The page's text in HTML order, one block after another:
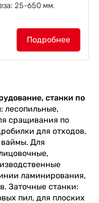
25-650 мм.
максимальной
неудобств
Подробнее
станки по
: лесопильные,
сращивания по
для отходов,
Для
ламинирования,
Заточные станки:
пил, для плоских